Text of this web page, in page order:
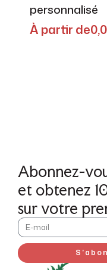
personnalisé
À partir de
Abonnez-
et obtenez
sur votre